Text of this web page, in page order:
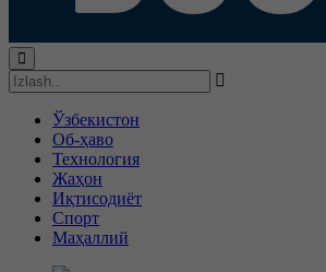
Ўзбекистон
Об-ҳаво
Технология
Жаҳон
Иқтисодиёт
Спорт
Маҳаллий